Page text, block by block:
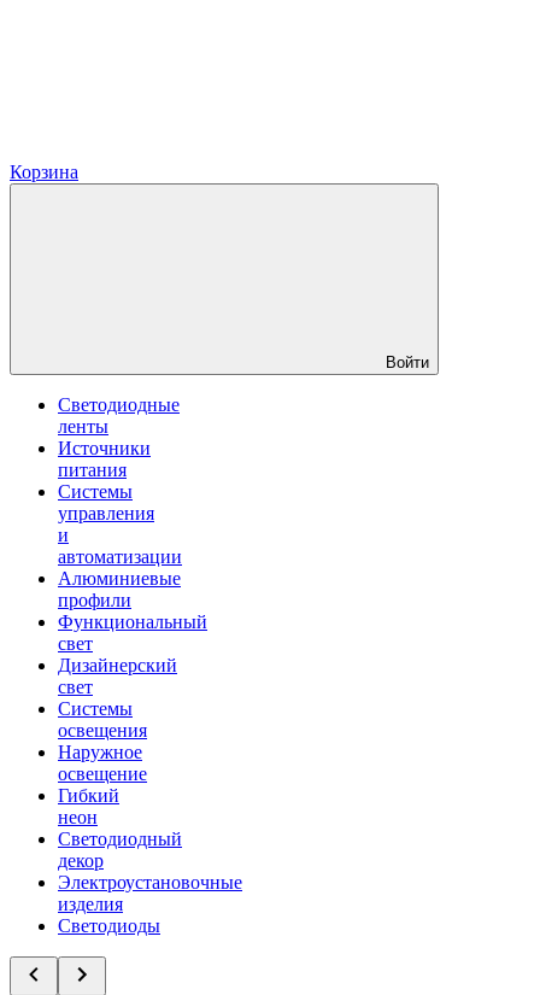
Корзина
Войти
Светодиодные
ленты
Источники
питания
Системы
управления
и
автоматизации
Алюминиевые
профили
Функциональный
свет
Дизайнерский
свет
Системы
освещения
Наружное
освещение
Гибкий
неон
Светодиодный
декор
Электроустановочные
изделия
Светодиоды